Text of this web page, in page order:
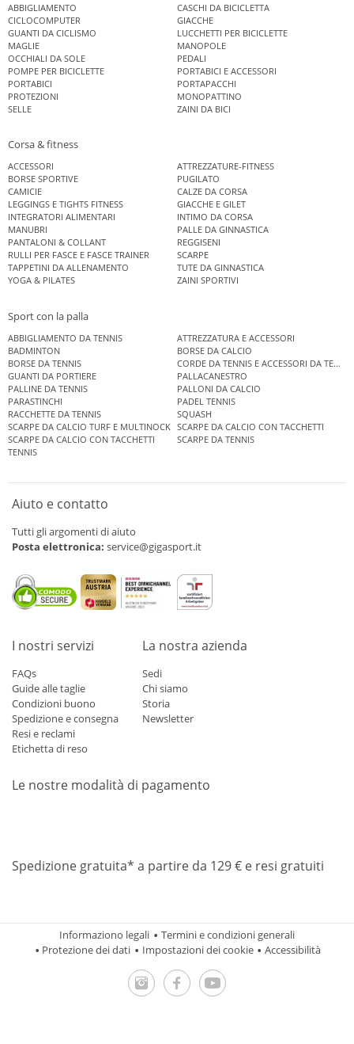
ABBIGLIAMENTO
CASCHI DA BICICLETTA
CICLOCOMPUTER
GIACCHE
GUANTI DA CICLISMO
LUCCHETTI PER BICICLETTE
MAGLIE
MANOPOLE
OCCHIALI DA SOLE
PEDALI
POMPE PER BICICLETTE
PORTABICI E ACCESSORI
PORTABICI
PORTAPACCHI
PROTEZIONI
MONOPATTINO
SELLE
ZAINI DA BICI
Corsa & fitness
ACCESSORI
ATTREZZATURE-FITNESS
BORSE SPORTIVE
PUGILATO
CAMICIE
CALZE DA CORSA
LEGGINGS E TIGHTS FITNESS
GIACCHE E GILET
INTEGRATORI ALIMENTARI
INTIMO DA CORSA
MANUBRI
PALLE DA GINNASTICA
PANTALONI & COLLANT
REGGISENI
RULLI PER FASCE E FASCE TRAINER
SCARPE
TAPPETINI DA ALLENAMENTO
TUTE DA GINNASTICA
YOGA & PILATES
ZAINI SPORTIVI
Sport con la palla
ABBIGLIAMENTO DA TENNIS
ATTREZZATURA E ACCESSORI
BADMINTON
BORSE DA CALCIO
BORSE DA TENNIS
CORDE DA TENNIS E ACCESSORI DA TENNIS
GUANTI DA PORTIERE
PALLACANESTRO
PALLINE DA TENNIS
PALLONI DA CALCIO
PARASTINCHI
PADEL TENNIS
RACCHETTE DA TENNIS
SQUASH
SCARPE DA CALCIO TURF E MULTINOCK SCARPE DA CALCIO CON TACCHETTI
SCARPE DA CALCIO CON TACCHETTI
SCARPE DA TENNIS
TENNIS
Aiuto e contatto
Tutti gli argomenti di aiuto
Posta elettronica: service@gigasport.it
I nostri servizi
FAQs
Guide alle taglie
Condizioni buono
Spedizione e consegna
Resi e reclami
Etichetta di reso
La nostra azienda
Sedi
Chi siamo
Storia
Newsletter
Le nostre modalità di pagamento
Spedizione gratuita* a partire da 129 € e resi gratuiti
Informaziono legali
Termini e condizioni generali
Protezione dei dati
Impostazioni dei cookie Accessibilità